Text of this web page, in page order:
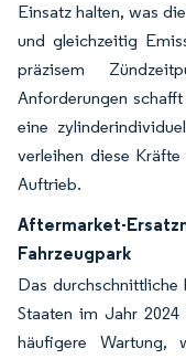
Einsatz halten, was
und gleichzeitig
präzisem
Anforderungen
eine
verleihen diese
Auftrieb.
Aftermarket-
Fahrzeugpark
Das durchschnittliche
Staaten im Jahr 2024
häufigere Wartung,